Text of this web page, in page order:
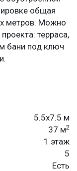
общая
метров. Можно
терраса,
бани под ключ
5.5х7.5 м
37 м2
1 этаж
5
Есть